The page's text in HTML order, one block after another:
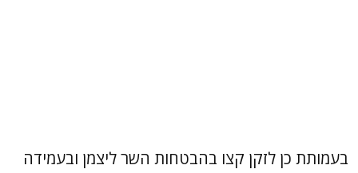
בעמותת כן לזקן קצו בהבטחות השר ליצמן ובעמידה